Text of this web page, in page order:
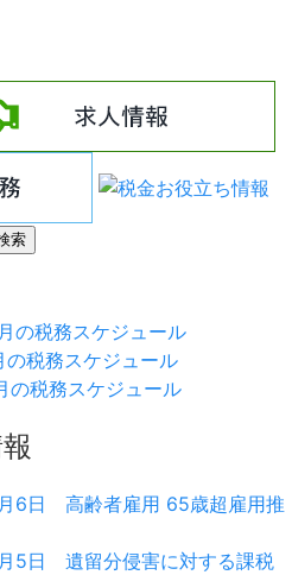
索
の税務スケジュール
税務スケジュール
の税務スケジュール
6日 高齢者雇用 65歳超雇用推
5日 遺留分侵害に対する課税